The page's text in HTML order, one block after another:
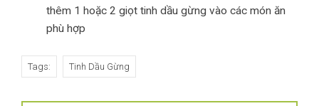
thêm 1 hoặc 2 giọt tinh dầu gừng vào các món ăn
phù hợp
Tags: Tinh Dầu Gừng